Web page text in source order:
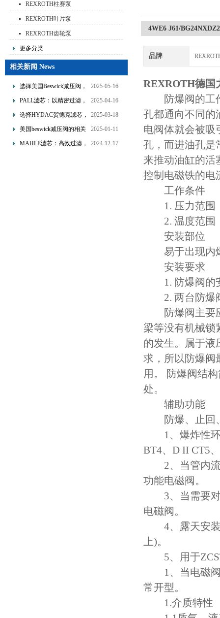
REXROTH柱赛泵
REXROTH叶片泵
REXROTH齿轮泵
更多分类
相关新闻 News
选择美国Beswick减压阀，
提升流体系统效率
2025-05-16
PALL滤芯：以精密过滤，
为工业流体筑起“隐形安全
2025-04-16
选择HYDAC贺德克滤芯，
享受精准过滤与稳定性能
2025-03-18
美国beswick减压阀的相关
知识
2025-01-11
MAHLE滤芯：高效过滤，
2024-12-17
4WE6 J61/
品牌
REXROTH德国
防爆阀的工作
孔都通向不同的
电阀体就会被吸
孔，而进油孔是
来推动油缸的活
控制电磁铁的电
工作条件
1. 压力范围：
2. 温度范围
安装部位
易于出现内爆
安装要求
1. 防爆阀的
2. 两台防爆阀
防爆阀主要应
梁等没有机械锁
的发生。属于液
求，所以防爆阀
用。 防爆阀结
处。
辅助功能
防爆、止回、
1、爆炸性环
BT4、D II CT5
2、当管内流
功能电磁阀。
3、当需要对
电磁阀。
4、露天安装
上)。
5、用于ZCST
1、当电磁阀
常开型。
1.介质特性